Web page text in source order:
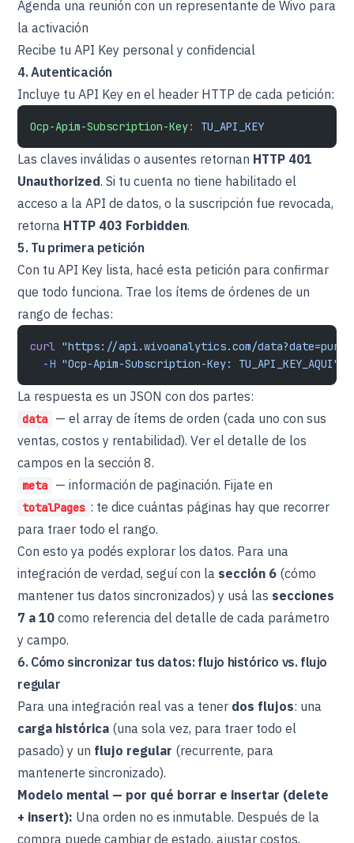
Agenda una reunión con un representante de Wivo para
la activación
Recibe tu API Key personal y confidencial
4. Autenticación
Incluye tu API Key en el header HTTP de cada petición:
Ocp-Apim-Subscription-Key: TU_API_KEY
Las claves inválidas o ausentes retornan HTTP 401
Unauthorized. Si tu cuenta no tiene habilitado el
acceso a la API de datos, o la suscripción fue revocada,
retorna HTTP 403 Forbidden.
5. Tu primera petición
Con tu API Key lista, hacé esta petición para confirmar
que todo funciona. Trae los ítems de órdenes de un
rango de fechas:
curl "https://api.wivoanalytics.com/
  -H
"Ocp-Apim-Subscription-Key: TU_API_KEY_AQUI"
La respuesta es un JSON con dos partes:
data
— el array de ítems de orden (cada uno con sus
ventas, costos y rentabilidad). Ver el detalle de los
campos en la sección 8.
meta — información de paginación. Fijate en
totalPages : te dice cuántas páginas hay que recorrer
para traer todo el rango.
Con esto ya podés explorar los datos. Para una
integración de verdad, seguí con la sección 6 (cómo
mantener tus datos sincronizados) y usá las secciones
7 a 10 como referencia del detalle de cada parámetro
y campo.
6. Cómo sincronizar tus datos: flujo histórico vs. flujo
regular
Para una integración real vas a tener dos flujos: una
carga histórica (una sola vez, para traer todo el
pasado) y un flujo regular (recurrente, para
mantenerte sincronizado).
Modelo mental — por qué borrar e insertar (delete
+ insert): Una orden no es inmutable. Después de la
compra puede cambiar de estado, ajustar costos,